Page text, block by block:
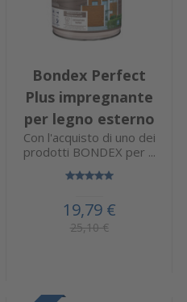
Bondex Perfect
Plus impregnante
per legno esterno
Con l'acquisto di uno dei
prodotti BONDEX per ...
19,79 €
25,10 €